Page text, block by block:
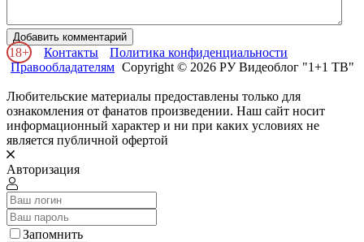
Добавить комментарий
18+ Контакты
Политика конфиденциальности
Правообладателям Copyright © 2026 РУ Видеоблог "1+1 ТВ"
Любительские материалы предоставлены только для
ознакомления от фанатов произведении. Наш сайт носит
информационный характер и ни при каких условиях не
является публичной офертой
Авторизация
Запомнить